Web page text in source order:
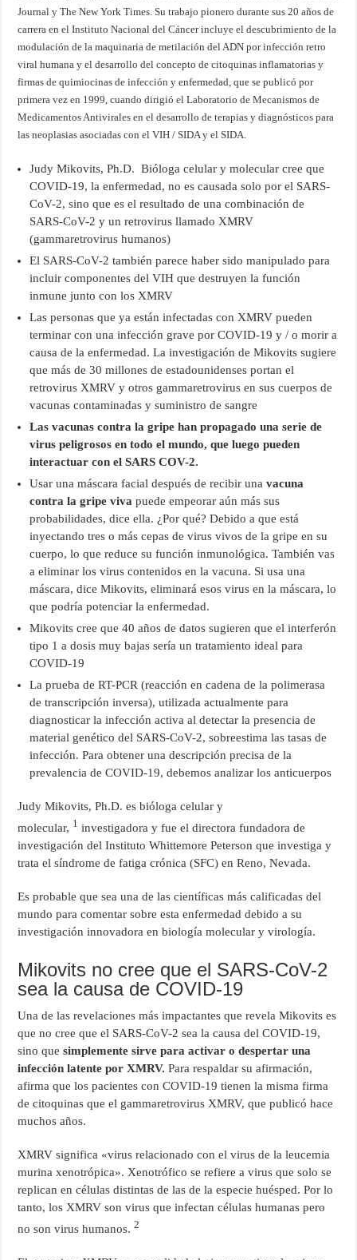
Journal y The New York Times. Su trabajo pionero durante sus 20 años de
carrera en el Instituto Nacional del Cáncer incluye el descubrimiento de la
modulación de la maquinaria de metilación del ADN por infección retro
viral humana y el desarrollo del concepto de citoquinas inflamatorias y
firmas de quimiocinas de infección y enfermedad, que se publicó por
primera vez en 1999, cuando dirigió el Laboratorio de Mecanismos de
Medicamentos Antivirales en el desarrollo de terapias y diagnósticos para
las neoplasias asociadas con el VIH / SIDA y el SIDA.
Judy Mikovits, Ph.D. Bióloga celular y molecular cree que
COVID-19, la enfermedad, no es causada solo por el SARS-
CoV-2, sino que es el resultado de una combinación de
SARS-CoV-2 y un retrovirus llamado XMRV
(gammaretrovirus humanos)
El SARS-CoV-2 también parece haber sido manipulado para
incluir componentes del VIH que destruyen la función
inmune junto con los XMRV
Las personas que ya están infectadas con XMRV pueden
terminar con una infección grave por COVID-19 y / o morir a
causa de la enfermedad. La investigación de Mikovits sugiere
que más de 30 millones de estadounidenses portan el
retrovirus XMRV y otros gammaretrovirus en sus cuerpos de
vacunas contaminadas y suministro de sangre
Las vacunas contra la gripe han propagado una serie de
virus peligrosos en todo el mundo, que luego pueden
interactuar con el SARS COV-2.
Usar una máscara facial después de recibir una vacuna
contra la gripe vivapuede empeorar aún más sus
probabilidades, dice ella. ¿Por qué? Debido a que está
inyectando tres o más cepas de virus vivos de la gripe en su
cuerpo, lo que reduce su función inmunológica. También vas
a eliminar los virus contenidos en la vacuna. Si usa una
máscara, dice Mikovits, eliminará esos virus en la máscara, lo
que podría potenciar la enfermedad.
Mikovits cree que 40 años de datos sugieren que el interferón
tipo 1 a dosis muy bajas sería un tratamiento ideal para
COVID-19
La prueba de RT-PCR (reacción en cadena de la polimerasa
de transcripción inversa), utilizada actualmente para
diagnosticar la infección activa al detectar la presencia de
material genético del SARS-CoV-2, sobreestima las tasas de
infección. Para obtener una descripción precisa de la
prevalencia de COVID-19, debemos analizar los anticuerpos
Judy Mikovits, Ph.D. es bióloga celular y
molecular, 1 investigadora y fue el directora fundadora de
investigación del Instituto Whittemore Peterson que investiga y
trata el síndrome de fatiga crónica (SFC) en Reno, Nevada.
Es probable que sea una de las científicas más calificadas del
mundo para comentar sobre esta enfermedad debido a su
investigación innovadora en biología molecular y virología.
Mikovits no cree que el SARS-CoV-2
sea la causa de COVID-19
Una de las revelaciones más impactantes que revela Mikovits es
que no cree que el SARS-CoV-2 sea la causa del COVID-19,
sino que simplemente sirve para activar o despertar una
infección latente por XMRV. Para respaldar su afirmación,
afirma que los pacientes con COVID-19 tienen la misma firma
de citoquinas que el gammaretrovirus XMRV, que publicó hace
muchos años.
XMRV significa «virus relacionado con el virus de la leucemia
murina xenotrópica». Xenotrófico se refiere a virus que solo se
replican en células distintas de las de la especie huésped. Por lo
tanto, los XMRV son virus que infectan células humanas pero
no son virus humanos.2